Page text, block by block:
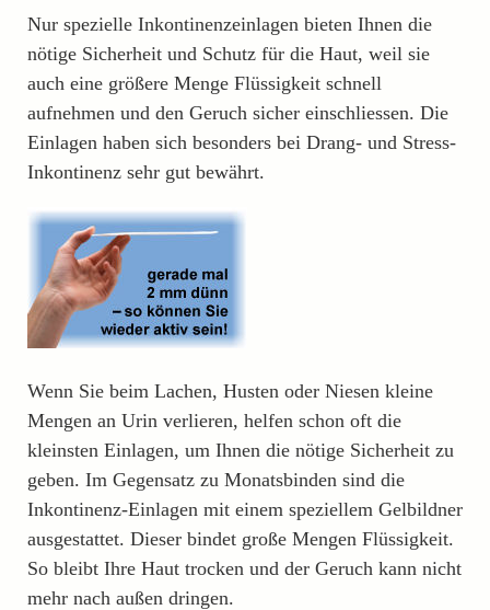
Nur spezielle Inkontinenzeinlagen bieten Ihnen die
nötige Sicherheit und Schutz für die Haut, weil sie
auch eine größere Menge Flüssigkeit schnell
aufnehmen und den Geruch sicher einschliessen. Die
Einlagen haben sich besonders bei Drang- und Stress-
Inkontinenz sehr gut bewährt.
Wenn Sie beim Lachen, Husten oder Niesen kleine
Mengen an Urin verlieren, helfen schon oft die
kleinsten Einlagen, um Ihnen die nötige Sicherheit zu
geben. Im Gegensatz zu Monatsbinden sind die
Inkontinenz-Einlagen mit einem speziellem Gelbildner
ausgestattet. Dieser bindet große Mengen Flüssigkeit.
So bleibt Ihre Haut trocken und der Geruch kann nicht
mehr nach außen dringen.